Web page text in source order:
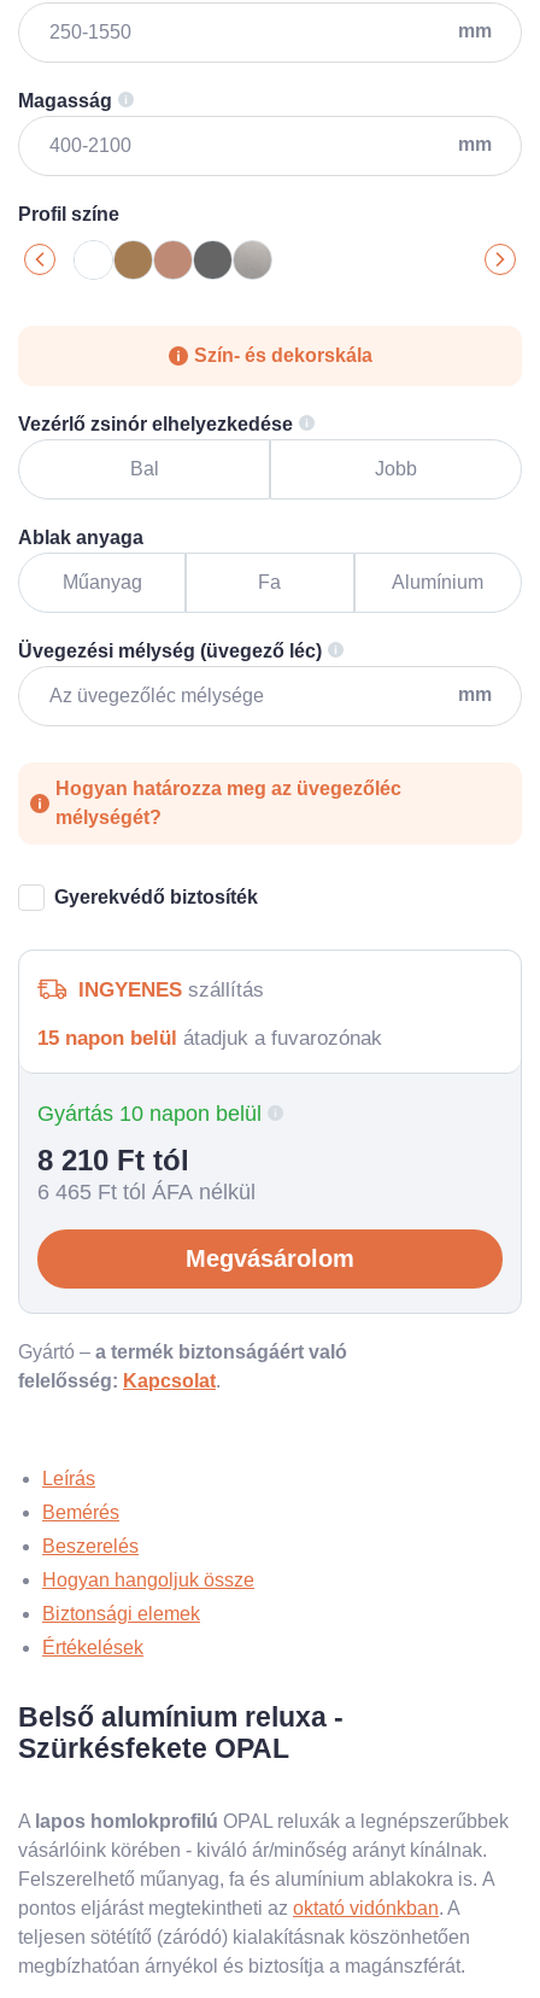
mm
Magasság
mm
Profil színe
Szín- és dekorskála
Vezérlő zsinór elhelyezkedése
Bal Jobb
Ablak anyaga
Műanyag Fa Alumínium
Üvegezési mélység (üvegező léc)
mm
Hogyan határozza meg az üvegezőléc
mélységét?
Gyerekvédő biztosíték
INGYENES szállítás
15 napon belül átadjuk a fuvarozónak
Gyártás 10 napon belül
8 210 Ft tól
6 465 Ft tól ÁFA nélkül
Megvásárolom
Gyártó – a termék biztonságáért való
felelősség: Kapcsolat.
Leírás
Bemérés
Beszerelés
Hogyan hangoljuk össze
Biztonsági elemek
Értékelések
Belső alumínium reluxa -
Szürkésfekete OPAL
A lapos homlokprofilú OPAL reluxák a legnépszerűbbek
vásárlóink ​​körében - kiváló ár/minőség arányt kínálnak.
Felszerelhető műanyag, fa és alumínium ablakokra is. A
pontos eljárást megtekintheti az oktató vidónkban. A
teljesen sötétítő (záródó) kialakításnak köszönhetően
megbízhatóan árnyékol és biztosítja a magánszférát.